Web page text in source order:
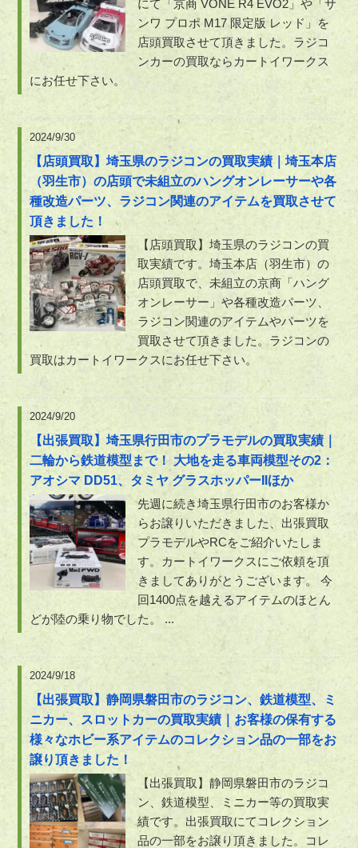
にて「京商 VONE R4 EVO2」や「サ
ンワ プロポ M17 限定版 レッド」を
店頭買取させて頂きました。ラジコ
ンカーの買取ならカートイワークス
にお任せ下さい。
2024/9/30
【店頭買取】埼玉県のラジコンの買取実績｜埼玉本店
（羽生市）の店頭で未組立のハングオンレーサーや各
種改造パーツ、ラジコン関連のアイテムを買取させて
頂きました！
【店頭買取】埼玉県のラジコンの買
取実績です。埼玉本店（羽生市）の
店頭買取で、未組立の京商「ハング
オンレーサー」や各種改造パーツ、
ラジコン関連のアイテムやパーツを
買取させて頂きました。ラジコンの
買取はカートイワークスにお任せ下さい。
2024/9/20
【出張買取】埼玉県行田市のプラモデルの買取実績｜
二輪から鉄道模型まで！ 大地を走る車両模型その2：
アオシマ DD51、タミヤ グラスホッパーIIほか
先週に続き埼玉県行田市のお客様か
らお譲りいただきました、出張買取
プラモデルやRCをご紹介いたしま
す。カートイワークスにご依頼を頂
きましてありがとうございます。 今
回1400点を越えるアイテムのほとん
どが陸の乗り物でした。 ...
2024/9/18
【出張買取】静岡県磐田市のラジコン、鉄道模型、ミ
ニカー、スロットカーの買取実績｜お客様の保有する
様々なホビー系アイテムのコレクション品の一部をお
譲り頂きました！
【出張買取】静岡県磐田市のラジコ
ン、鉄道模型、ミニカー等の買取実
績です。出張買取にてコレクション
品の一部をお譲り頂きました。コレ